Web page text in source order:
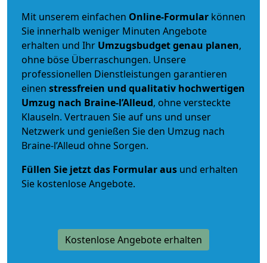
Mit unserem einfachen Online-Formular können
Sie innerhalb weniger Minuten Angebote
erhalten und Ihr Umzugsbudgetgenau planen,
ohne böse Überraschungen. Unsere
professionellen Dienstleistungen garantieren
einen stressfreien und qualitativ hochwertigen
Umzug nach Braine-l’Alleud, ohne versteckte
Klauseln. Vertrauen Sie auf uns und unser
Netzwerk und genießen Sie den Umzug nach
Braine-l’Alleud ohne Sorgen.
Füllen Sie jetzt das Formular aus und erhalten
Sie kostenlose Angebote.
Kostenlose Angebote erhalten